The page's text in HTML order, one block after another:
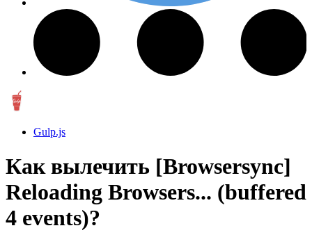
Gulp.js
Как вылечить [Browsersync]
Reloading Browsers... (buffered
4 events)?